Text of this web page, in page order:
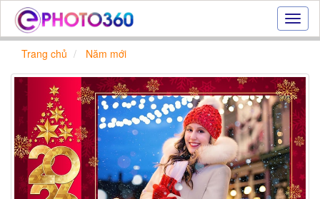
Hiệu
ứng
|
Tạo
ảnh
đẹp
trực
tuyến,
tạo
ảnh
online
Trang chủ Năm mới